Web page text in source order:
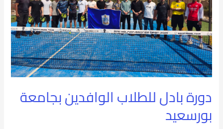
دورة بادل للطلاب الوافدين بجامعة
بورسعيد
بجامعة
بورسعيد